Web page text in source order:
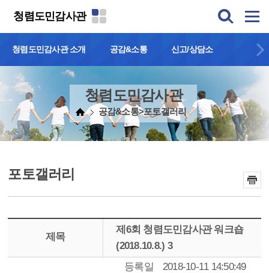
청렴도민감사관
청렴도민감사관 소개 공감&소통 신고/상담소
청렴도민감사관
공감&소통>포토갤러리
포토갤러리
제목
제6회 청렴도민감사관 워크숍
(2018.10.8.) 3
등록일
2018-10-11 14:50:49